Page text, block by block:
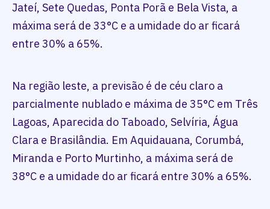
Jateí, Sete Quedas, Ponta Porã e Bela Vista, a
máxima será de 33°C e a umidade do ar ficará
entre 30% a 65%.
Na região leste, a previsão é de céu claro a
parcialmente nublado e máxima de 35°C em Três
Lagoas, Aparecida do Taboado, Selvíria, Água
Clara e Brasilândia. Em Aquidauana, Corumbá,
Miranda e Porto Murtinho, a máxima será de
38°C e a umidade do ar ficará entre 30% a 65%.